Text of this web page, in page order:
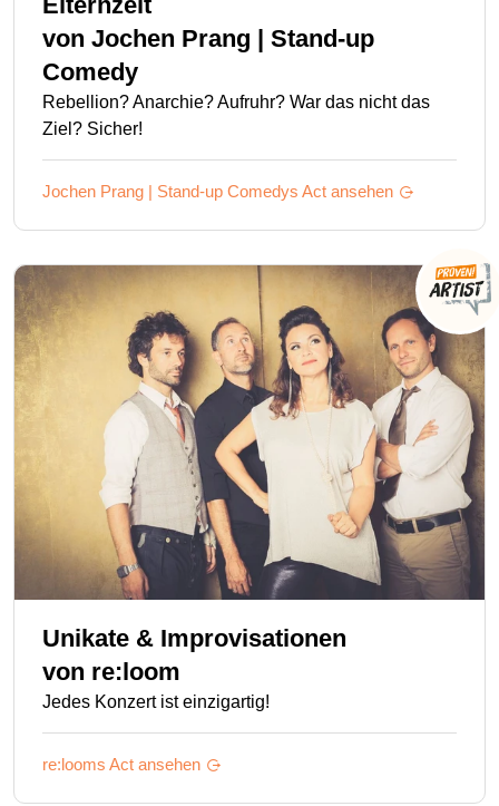
von Jochen Prang | Stand-up
Comedy
Rebellion? Anarchie? Aufruhr? War das nicht das
Ziel? Sicher!
Jochen Prang | Stand-up Comedys Act ansehen
Unikate & Improvisationen
von re:loom
Jedes Konzert ist einzigartig!
re:looms Act ansehen